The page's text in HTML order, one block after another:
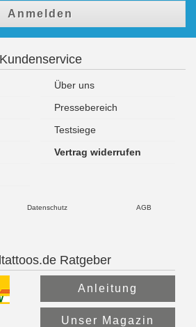
Anmelden
Kundenservice
Über uns
Pressebereich
Testsiege
Vertrag widerrufen
Datenschutz AGB
Ratgeber
Anleitung
Unser Magazin